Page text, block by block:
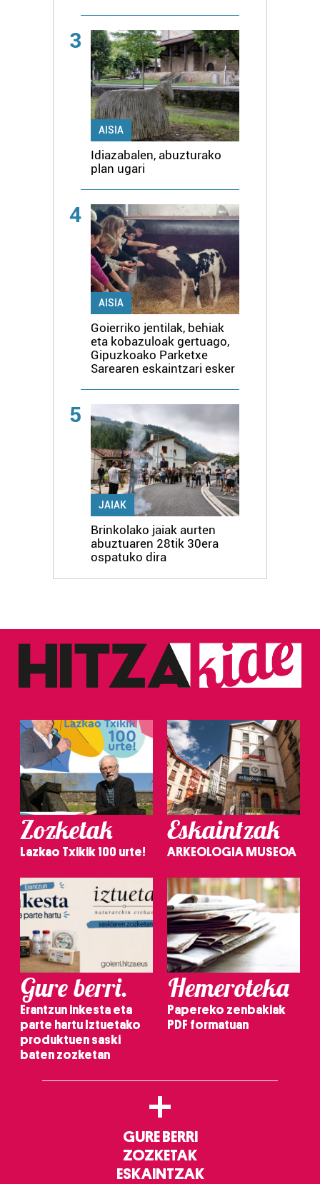
3
AISIA
Idiazabalen, abuzturako
plan ugari
4
AISIA
Goierriko jentilak, behiak
eta kobazuloak gertuago,
Gipuzkoako Parketxe
Sarearen eskaintzari esker
5
JAIAK
Brinkolako jaiak aurten
abuztuaren 28tik 30era
ospatuko dira
Zozketak
Lazkao Txikik 100 urte!
Eskaintzak
ARKEOLOGIA MUSEOA
Gure berri.
Erantzun inkesta eta
parte hartu Iztuetako
produktuen saski
baten zozketan
Hemeroteka
Papereko zenbakiak
PDF formatuan
+
GURE BERRI
ZOZKETAK
ESKAINTZAK